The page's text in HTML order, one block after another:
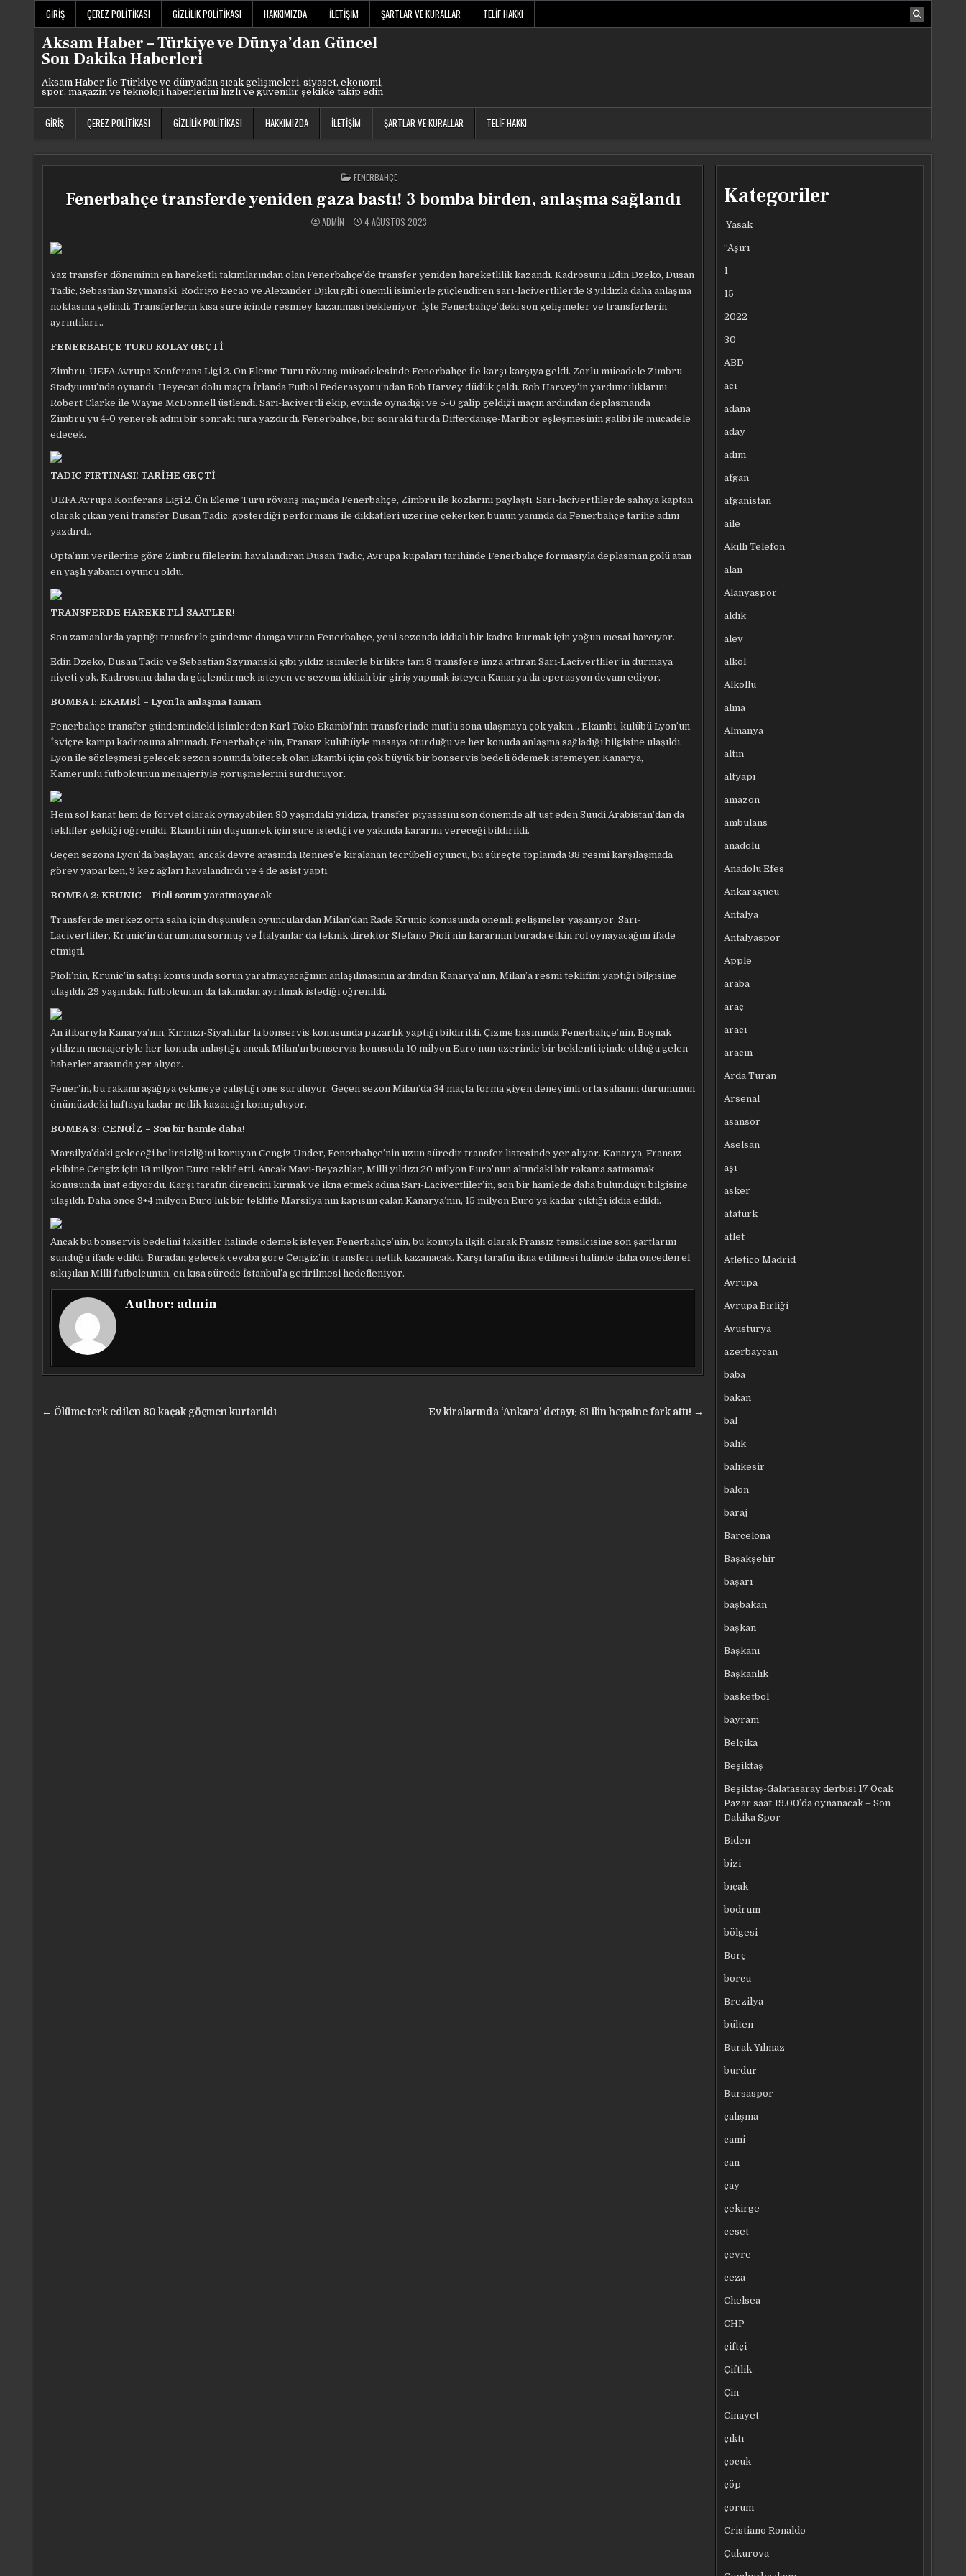
GIRIŞ ÇEREZ POLITIKASI GIZLILIK POLITIKASI HAKKIMIZDA İLETIŞIM ŞARTLAR VE KURALLAR TELIF HAKKI
Aksam Haber – Türkiye ve Dünya’dan Güncel
Son Dakika Haberleri
Aksam Haber ile Türkiye ve dünyadan sıcak gelişmeleri, siyaset, ekonomi,
spor, magazin ve teknoloji haberlerini hızlı ve güvenilir şekilde takip edin
GIRIŞ ÇEREZ POLITIKASI GIZLILIK POLITIKASI HAKKIMIZDA İLETIŞIM ŞARTLAR VE KURALLAR TELIF HAKKI
POSTED
IN
FENERBAHÇE
Fenerbahçe transferde yeniden gaza bastı! 3 bomba birden, anlaşma sağlandı
ADMIN 4 AĞUSTOS 2023
Yaz transfer döneminin en hareketli takımlarından olan Fenerbahçe’de transfer yeniden hareketlilik kazandı. Kadrosunu Edin Dzeko, Dusan
Tadic, Sebastian Szymanski, Rodrigo Becao ve Alexander Djiku gibi önemli isimlerle güçlendiren sarı-lacivertlilerde 3 yıldızla daha anlaşma
noktasına gelindi. Transferlerin kısa süre içinde resmiey kazanması bekleniyor. İşte Fenerbahçe’deki son gelişmeler ve transferlerin
ayrıntıları…
FENERBAHÇE TURU KOLAY GEÇTİ
Zimbru, UEFA Avrupa Konferans Ligi 2. Ön Eleme Turu rövanş mücadelesinde Fenerbahçe ile karşı karşıya geldi. Zorlu mücadele Zimbru
Stadyumu’nda oynandı. Heyecan dolu maçta İrlanda Futbol Federasyonu’ndan Rob Harvey düdük çaldı. Rob Harvey’in yardımcılıklarını
Robert Clarke ile Wayne McDonnell üstlendi. Sarı-lacivertli ekip, evinde oynadığı ve 5-0 galip geldiği maçın ardından deplasmanda
Zimbru’yu 4-0 yenerek adını bir sonraki tura yazdırdı. Fenerbahçe, bir sonraki turda Differdange-Maribor eşleşmesinin galibi ile mücadele
edecek.
TADIC FIRTINASI! TARİHE GEÇTİ
UEFA Avrupa Konferans Ligi 2. Ön Eleme Turu rövanş maçında Fenerbahçe, Zimbru ile kozlarını paylaştı. Sarı-lacivertlilerde sahaya kaptan
olarak çıkan yeni transfer Dusan Tadic, gösterdiği performans ile dikkatleri üzerine çekerken bunun yanında da Fenerbahçe tarihe adını
yazdırdı.
Opta’nın verilerine göre Zimbru filelerini havalandıran Dusan Tadic, Avrupa kupaları tarihinde Fenerbahçe formasıyla deplasman golü atan
en yaşlı yabancı oyuncu oldu.
TRANSFERDE HAREKETLİ SAATLER!
Son zamanlarda yaptığı transferle gündeme damga vuran Fenerbahçe, yeni sezonda iddialı bir kadro kurmak için yoğun mesai harcıyor.
Edin Dzeko, Dusan Tadic ve Sebastian Szymanski gibi yıldız isimlerle birlikte tam 8 transfere imza attıran Sarı-Lacivertliler’in durmaya
niyeti yok. Kadrosunu daha da güçlendirmek isteyen ve sezona iddialı bir giriş yapmak isteyen Kanarya’da operasyon devam ediyor.
BOMBA 1: EKAMBİ – Lyon’la anlaşma tamam
Fenerbahçe transfer gündemindeki isimlerden Karl Toko Ekambi’nin transferinde mutlu sona ulaşmaya çok yakın… Ekambi, kulübü Lyon’un
İsviçre kampı kadrosuna alınmadı. Fenerbahçe’nin, Fransız kulübüyle masaya oturduğu ve her konuda anlaşma sağladığı bilgisine ulaşıldı.
Lyon ile sözleşmesi gelecek sezon sonunda bitecek olan Ekambi için çok büyük bir bonservis bedeli ödemek istemeyen Kanarya,
Kamerunlu futbolcunun menajeriyle görüşmelerini sürdürüyor.
Hem sol kanat hem de forvet olarak oynayabilen 30 yaşındaki yıldıza, transfer piyasasını son dönemde alt üst eden Suudi Arabistan’dan da
teklifler geldiği öğrenildi. Ekambi’nin düşünmek için süre istediği ve yakında kararını vereceği bildirildi.
Geçen sezona Lyon’da başlayan, ancak devre arasında Rennes’e kiralanan tecrübeli oyuncu, bu süreçte toplamda 38 resmi karşılaşmada
görev yaparken, 9 kez ağları havalandırdı ve 4 de asist yaptı.
BOMBA 2: KRUNIC – Pioli sorun yaratmayacak
Transferde merkez orta saha için düşünülen oyunculardan Milan’dan Rade Krunic konusunda önemli gelişmeler yaşanıyor. Sarı-
Lacivertliler, Krunic’in durumunu sormuş ve İtalyanlar da teknik direktör Stefano Pioli’nin kararının burada etkin rol oynayacağını ifade
etmişti.
Pioli’nin, Krunic’in satışı konusunda sorun yaratmayacağının anlaşılmasının ardından Kanarya’nın, Milan’a resmi teklifini yaptığı bilgisine
ulaşıldı. 29 yaşındaki futbolcunun da takımdan ayrılmak istediği öğrenildi.
An itibarıyla Kanarya’nın, Kırmızı-Siyahlılar’la bonservis konusunda pazarlık yaptığı bildirildi. Çizme basınında Fenerbahçe’nin, Boşnak
yıldızın menajeriyle her konuda anlaştığı, ancak Milan’ın bonservis konusuda 10 milyon Euro’nun üzerinde bir beklenti içinde olduğu gelen
haberler arasında yer alıyor.
Fener’in, bu rakamı aşağıya çekmeye çalıştığı öne sürülüyor. Geçen sezon Milan’da 34 maçta forma giyen deneyimli orta sahanın durumunun
önümüzdeki haftaya kadar netlik kazacağı konuşuluyor.
BOMBA 3: CENGİZ – Son bir hamle daha!
Marsilya’daki geleceği belirsizliğini koruyan Cengiz Ünder, Fenerbahçe’nin uzun süredir transfer listesinde yer alıyor. Kanarya, Fransız
ekibine Cengiz için 13 milyon Euro teklif etti. Ancak Mavi-Beyazlılar, Milli yıldızı 20 milyon Euro’nun altındaki bir rakama satmamak
konusunda inat ediyordu. Karşı tarafın direncini kırmak ve ikna etmek adına Sarı-Lacivertliler’in, son bir hamlede daha bulunduğu bilgisine
ulaşıldı. Daha önce 9+4 milyon Euro’luk bir teklifle Marsilya’nın kapısını çalan Kanarya’nın, 15 milyon Euro’ya kadar çıktığı iddia edildi.
Ancak bu bonservis bedelini taksitler halinde ödemek isteyen Fenerbahçe’nin, bu konuyla ilgili olarak Fransız temsilcisine son şartlarını
sunduğu ifade edildi. Buradan gelecek cevaba göre Cengiz’in transferi netlik kazanacak. Karşı tarafın ikna edilmesi halinde daha önceden el
sıkışılan Milli futbolcunun, en kısa sürede İstanbul’a getirilmesi hedefleniyor.
Author: admin
Yazı Ev kiralarında ‘Ankara’ detayı: 81 ilin hepsine fark attı! →
← Ölüme terk edilen 80 kaçak göçmen kurtarıldı
Kategoriler
Yasak
“Aşırı
1
15
2022
30
ABD
acı
adana
aday
adım
afgan
afganistan
aile
Akıllı Telefon
alan
Alanyaspor
aldık
alev
alkol
Alkollü
alma
Almanya
altın
altyapı
amazon
ambulans
anadolu
Anadolu Efes
Ankaragücü
Antalya
Antalyaspor
Apple
araba
araç
aracı
aracın
Arda Turan
Arsenal
asansör
Aselsan
aşı
asker
atatürk
atlet
Atletico Madrid
Avrupa
Avrupa Birliği
Avusturya
azerbaycan
baba
bakan
bal
balık
balıkesir
balon
baraj
Barcelona
Başakşehir
başarı
başbakan
başkan
Başkanı
Başkanlık
basketbol
bayram
Belçika
Beşiktaş
Beşiktaş-Galatasaray derbisi 17 Ocak
Pazar saat 19.00’da oynanacak – Son
Dakika Spor
Biden
bizi
bıçak
bodrum
bölgesi
Borç
borcu
Brezilya
bülten
Burak Yılmaz
burdur
Bursaspor
çalışma
cami
can
çay
çekirge
ceset
çevre
ceza
Chelsea
CHP
çiftçi
Çiftlik
Çin
Cinayet
çıktı
çocuk
çöp
çorum
Cristiano Ronaldo
Çukurova